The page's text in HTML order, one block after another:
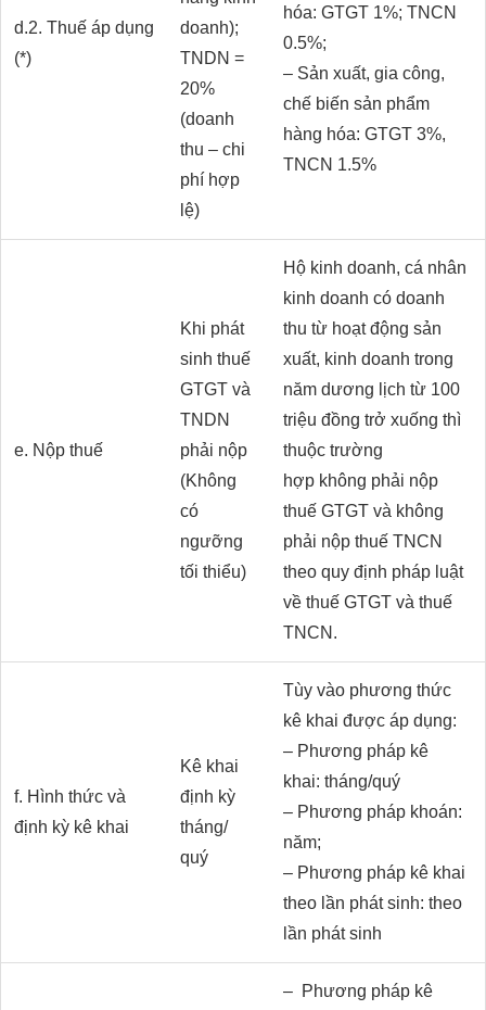
d.2. Thuế áp dụng
(*)
doanh);
TNDN =
20%
(doanh
thu – chi
phí hợp
lệ)
hóa: GTGT 1%; TNCN
0.5%;
– Sản xuất, gia công,
chế biến sản phẩm
hàng hóa: GTGT 3%,
TNCN 1.5%
e. Nộp thuế
Khi phát
sinh thuế
GTGT và
TNDN
phải nộp
(Không
có
ngưỡng
tối thiểu)
Hộ kinh doanh, cá nhân
kinh doanh có doanh
thu từ hoạt động sản
xuất, kinh doanh trong
năm dương lịch từ 100
triệu đồng trở xuống thì
thuộc trường
hợp không phải nộp
thuế GTGT và không
phải nộp thuế TNCN
theo quy định pháp luật
về thuế GTGT và thuế
TNCN.
f. Hình thức và
định kỳ kê khai
Kê khai
định kỳ
tháng/
quý
Tùy vào phương thức
kê khai được áp dụng:
– Phương pháp kê
khai: tháng/quý
– Phương pháp khoán:
năm;
– Phương pháp kê khai
theo lần phát sinh: theo
lần phát sinh
– Phương pháp kê